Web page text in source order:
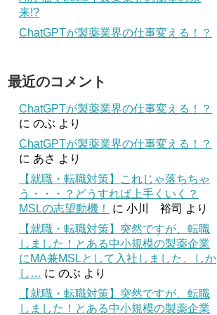
来!?
ChatGPTが製薬業界の仕事変える！？
最近のコメント
ChatGPTが製薬業界の仕事変える！？
に のぶ より
ChatGPTが製薬業界の仕事変える！？
に あさ より
【就職・転職対策】これじゃ落ちちゃ
う・・・？どうすれば上手くいく？
MSLの志望動機！
に 小川 裕司 より
【就職・転職対策】突然ですが、転職
しました！とある中小規模の製薬企業
にMA兼MSLとして入社しました。しか
し… に のぶ より
【就職・転職対策】突然ですが、転職
しました！とある中小規模の製薬企業